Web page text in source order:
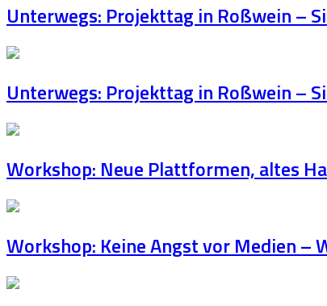
Unterwegs: Projekttag in Roßwein –
Unterwegs: Projekttag in Roßwein –
Workshop: Neue Plattformen, altes
Workshop: Keine Angst vor Medien